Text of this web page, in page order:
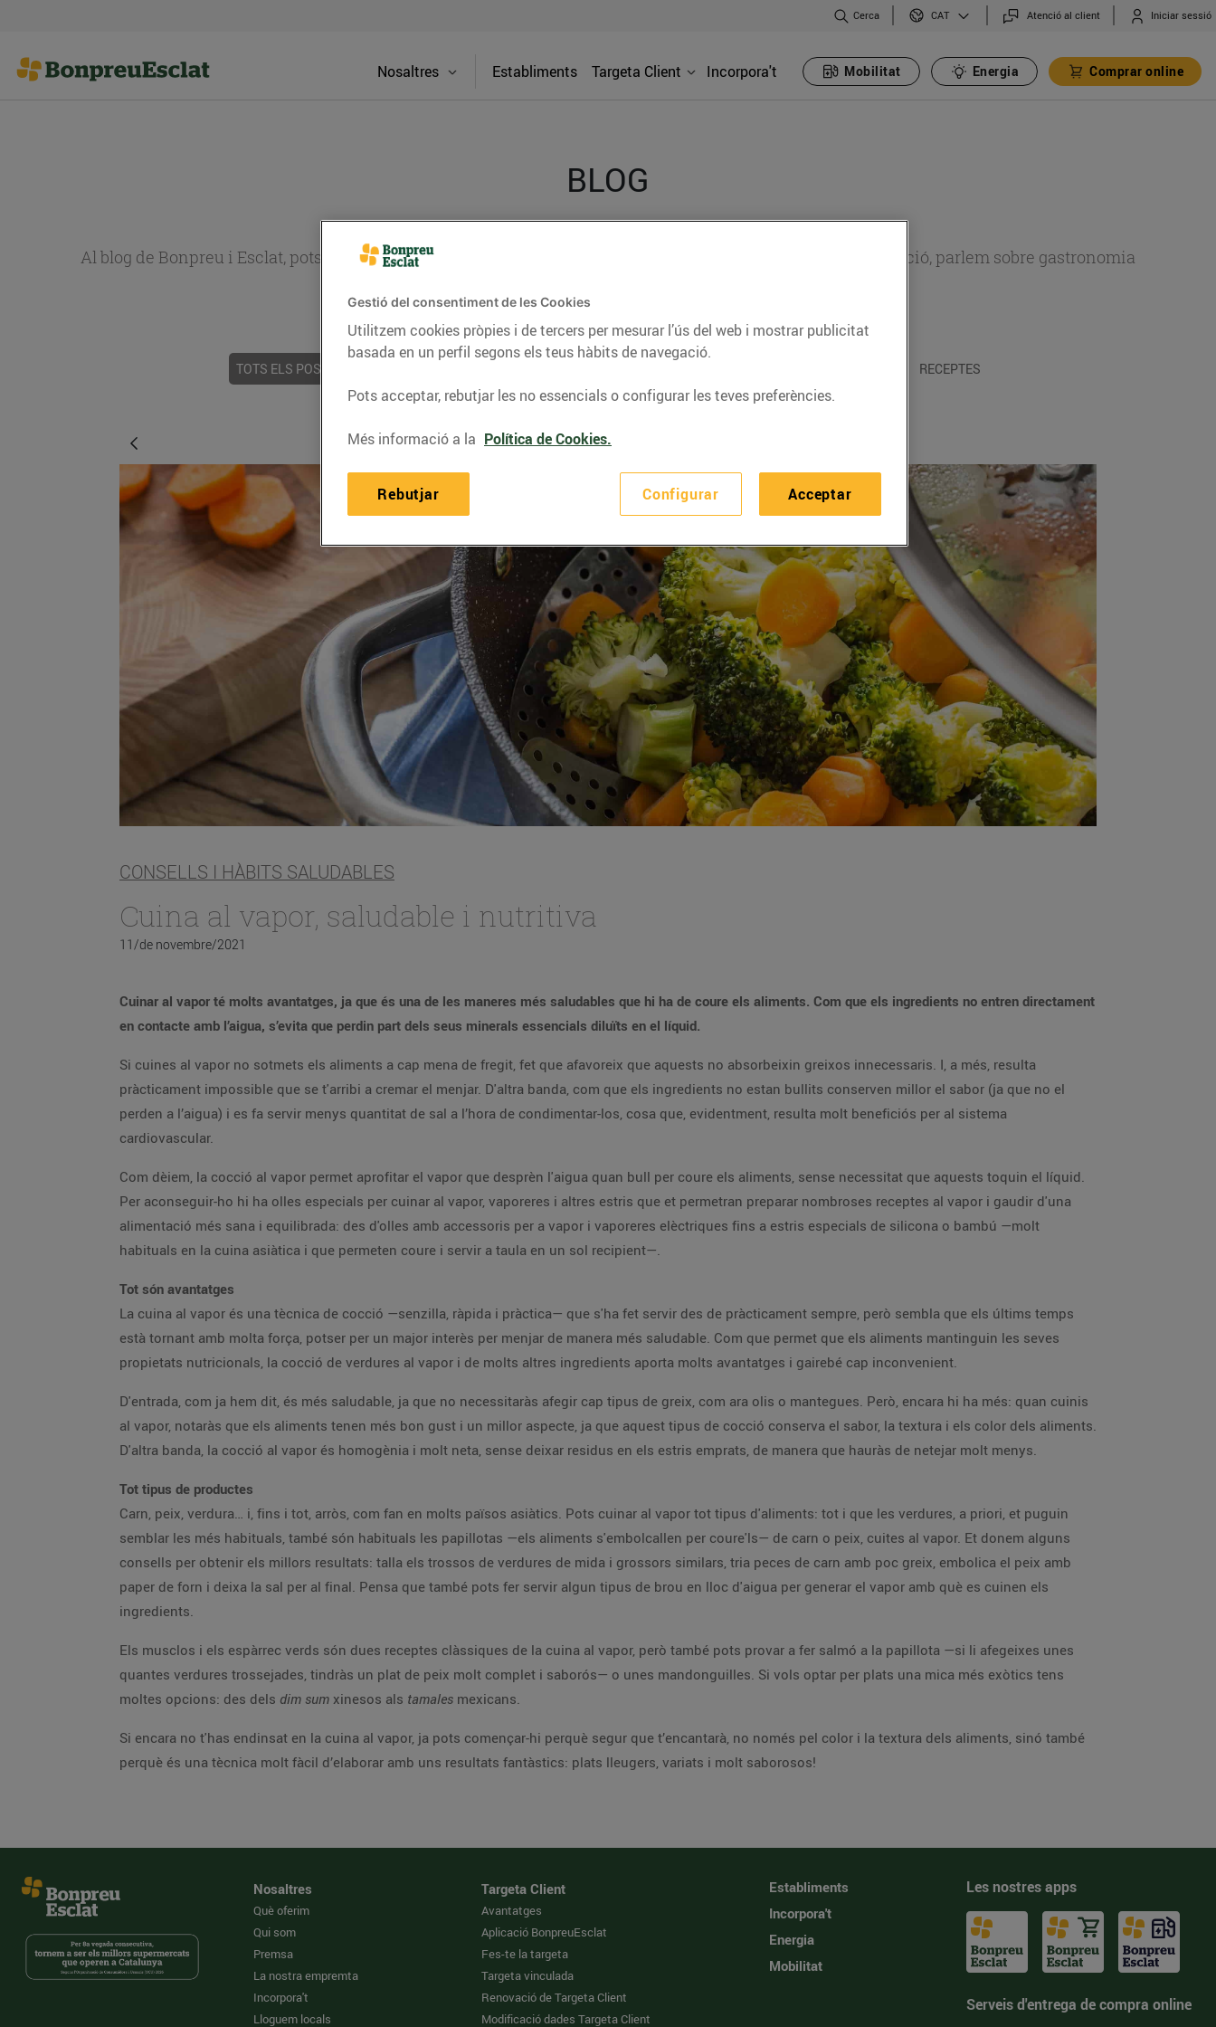
Cerca CAT Atenció al client Iniciar sessió
Nosaltres Establiments Targeta Client Incorpora't Mobilitat Energia Comprar online
BLOG
Al blog de Bonpreu i Esclat, pots trobar receptes, consells nutricionals, informació d’actualitat sobre alimentació, parlem sobre gastronomia
TOTS ELS POSTS RECEPTES
CONSELLS I HÀBITS SALUDABLES
Cuina al vapor, saludable i nutritiva
11/de novembre/2021
Cuinar al vapor té molts avantatges, ja que és una de les maneres més saludables que hi ha de coure els aliments. Com que els ingredients no entren directament
en contacte amb l’aigua, s’evita que perdin part dels seus minerals essencials diluïts en el líquid.
Si cuines al vapor no sotmets els aliments a cap mena de fregit, fet que afavoreix que aquests no absorbeixin greixos innecessaris. I, a més, resulta
pràcticament impossible que se t'arribi a cremar el menjar. D'altra banda, com que els ingredients no estan bullits conserven millor el sabor (ja que no el
perden a l’aigua) i es fa servir menys quantitat de sal a l’hora de condimentar-los, cosa que, evidentment, resulta molt beneficiós per al sistema
cardiovascular.
Com dèiem, la cocció al vapor permet aprofitar el vapor que desprèn l'aigua quan bull per coure els aliments, sense necessitat que aquests toquin el líquid.
Per aconseguir-ho hi ha olles especials per cuinar al vapor, vaporeres i altres estris que et permetran preparar nombroses receptes al vapor i gaudir d'una
alimentació més sana i equilibrada: des d'olles amb accessoris per a vapor i vaporeres elèctriques fins a estris especials de silicona o bambú —molt
habituals en la cuina asiàtica i que permeten coure i servir a taula en un sol recipient—.
Tot són avantatges
La cuina al vapor és una tècnica de cocció —senzilla, ràpida i pràctica— que s'ha fet servir des de pràcticament sempre, però sembla que els últims temps
està tornant amb molta força, potser per un major interès per menjar de manera més saludable. Com que permet que els aliments mantinguin les seves
propietats nutricionals, la cocció de verdures al vapor i de molts altres ingredients aporta molts avantatges i gairebé cap inconvenient.
D'entrada, com ja hem dit, és més saludable, ja que no necessitaràs afegir cap tipus de greix, com ara olis o mantegues. Però, encara hi ha més: quan cuinis
al vapor, notaràs que els aliments tenen més bon gust i un millor aspecte, ja que aquest tipus de cocció conserva el sabor, la textura i els color dels aliments.
D'altra banda, la cocció al vapor és homogènia i molt neta, sense deixar residus en els estris emprats, de manera que hauràs de netejar molt menys.
Tot tipus de productes
Carn, peix, verdura… i, fins i tot, arròs, com fan en molts països asiàtics. Pots cuinar al vapor tot tipus d'aliments: tot i que les verdures, a priori, et puguin
semblar les més habituals, també són habituals les papillotas —els aliments s'embolcallen per coure'ls— de carn o peix, cuites al vapor. Et donem alguns
consells per obtenir els millors resultats: talla els trossos de verdures de mida i grossors similars, tria peces de carn amb poc greix, embolica el peix amb
paper de forn i deixa la sal per al final. Pensa que també pots fer servir algun tipus de brou en lloc d'aigua per generar el vapor amb què es cuinen els
ingredients.
Els musclos i els espàrrec verds són dues receptes clàssiques de la cuina al vapor, però també pots provar a fer salmó a la papillota —si li afegeixes unes
quantes verdures trossejades, tindràs un plat de peix molt complet i saborós— o unes mandonguilles. Si vols optar per plats una mica més exòtics tens
moltes opcions: des dels dim sum xinesos als tamales mexicans.
Si encara no t'has endinsat en la cuina al vapor, ja pots començar-hi perquè segur que t’encantarà, no només pel color i la textura dels aliments, sinó també
perquè és una tècnica molt fàcil d’elaborar amb uns resultats fantàstics: plats lleugers, variats i molt saborosos!
Nosaltres
Què oferim
Qui som
Premsa
La nostra empremta
Incorpora't
Lloguem locals
Targeta Client
Avantatges
Aplicació BonpreuEsclat
Fes-te la targeta
Targeta vinculada
Renovació de Targeta Client
Modificació dades Targeta Client
Establiments
Incorpora't
Energia
Mobilitat
Les nostres apps
Serveis d'entrega de compra online
Gestió del consentiment de les Cookies
Utilitzem cookies pròpies i de tercers per mesurar l’ús del web i mostrar publicitat
basada en un perfil segons els teus hàbits de navegació.
Pots acceptar, rebutjar les no essencials o configurar les teves preferències.
Més informació a la Política de Cookies.
Configurar
Rebutjar Acceptar